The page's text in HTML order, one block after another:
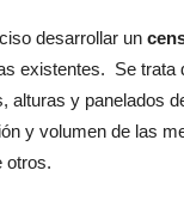
desarrollar un
existentes. Se
alturas y panelados
y volumen de las
otros.